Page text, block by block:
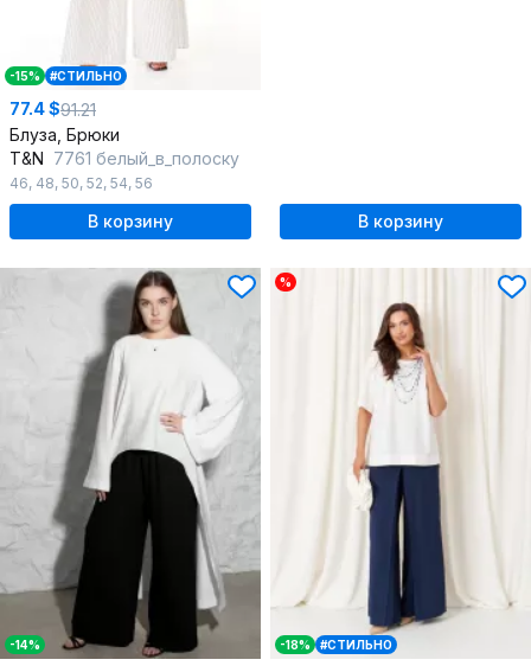
-15% #СТИЛЬНО
77.4 $91.21
Блуза, Брюки
T&N 7761 белый_в_полоску
46, 48, 50, 52, 54, 56
В корзину В корзину
-14%
%
-18% #СТИЛЬНО